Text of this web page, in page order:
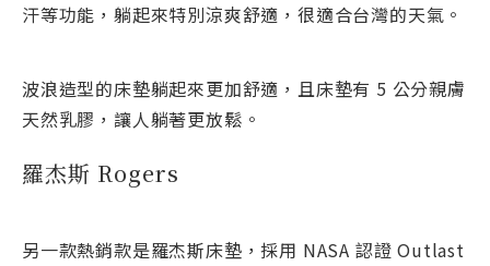
汗等功能，躺起來特別涼爽舒適，很適合台灣的天氣。
波浪造型的床墊躺起來更加舒適，且床墊有 5 公分親膚
天然乳膠，讓人躺著更放鬆。
羅杰斯 Rogers
另一款熱銷款是羅杰斯床墊，採用 NASA 認證 Outlast